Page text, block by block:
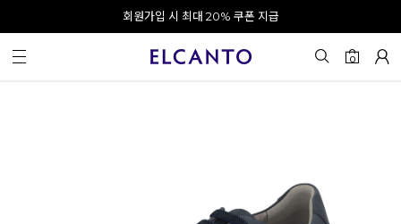
오전 10시 이전 결제 완료 시 오늘 출발!
회원가입 시 최대 20% 쿠폰 지급
0